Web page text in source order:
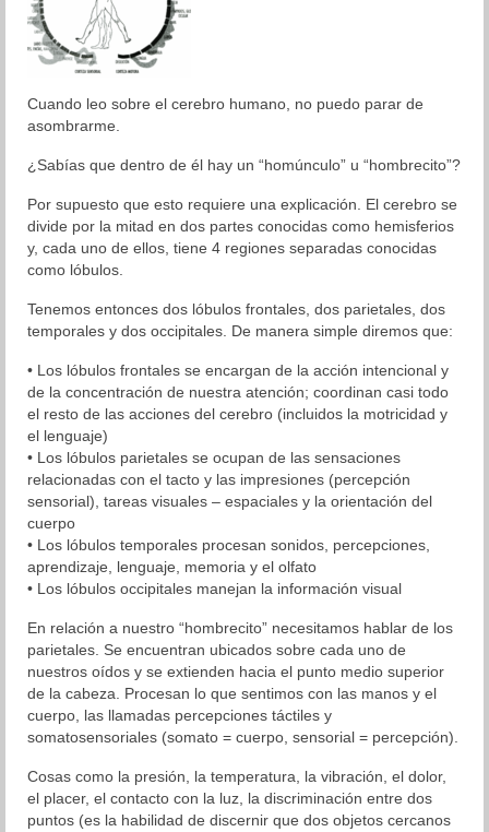
Blog
Aprendizaje
Autoestima
Cambio
Coaching
Colaboración
Comunicación
Desarrollo Humano
Liderazgo
Neurociencia
Resultados
Superación personal
Contacto
Cuando leo sobre el cerebro humano, no puedo parar de
asombrarme.
¿Sabías que dentro de él hay un “homúnculo” u “hombrecito”?
Por supuesto que esto requiere una explicación. El cerebro se
divide por la mitad en dos partes conocidas como hemisferios
y, cada uno de ellos, tiene 4 regiones separadas conocidas
como lóbulos.
Tenemos entonces dos lóbulos frontales, dos parietales, dos
temporales y dos occipitales. De manera simple diremos que:
• Los lóbulos frontales se encargan de la acción intencional y
de la concentración de nuestra atención; coordinan casi todo
el resto de las acciones del cerebro (incluidos la motricidad y
el lenguaje)
• Los lóbulos parietales se ocupan de las sensaciones
relacionadas con el tacto y las impresiones (percepción
sensorial), tareas visuales – espaciales y la orientación del
cuerpo
• Los lóbulos temporales procesan sonidos, percepciones,
aprendizaje, lenguaje, memoria y el olfato
• Los lóbulos occipitales manejan la información visual
En relación a nuestro “hombrecito” necesitamos hablar de los
parietales. Se encuentran ubicados sobre cada uno de
nuestros oídos y se extienden hacia el punto medio superior
de la cabeza. Procesan lo que sentimos con las manos y el
cuerpo, las llamadas percepciones táctiles y
somatosensoriales (somato = cuerpo, sensorial = percepción).
Cosas como la presión, la temperatura, la vibración, el dolor,
el placer, el contacto con la luz, la discriminación entre dos
puntos (es la habilidad de discernir que dos objetos cercanos